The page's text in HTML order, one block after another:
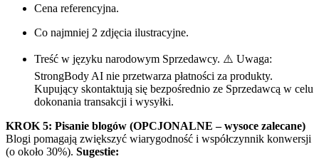
Cena referencyjna.
Co najmniej 2 zdjęcia ilustracyjne.
Treść w języku narodowym Sprzedawcy. ⚠️ Uwaga:
StrongBody AI nie przetwarza płatności za produkty.
Kupujący skontaktują się bezpośrednio ze Sprzedawcą w celu
dokonania transakcji i wysyłki.
KROK 5: Pisanie blogów (OPCJONALNE – wysoce zalecane)
Blogi pomagają zwiększyć wiarygodność i współczynnik konwersji
(o około 30%). Sugestie: